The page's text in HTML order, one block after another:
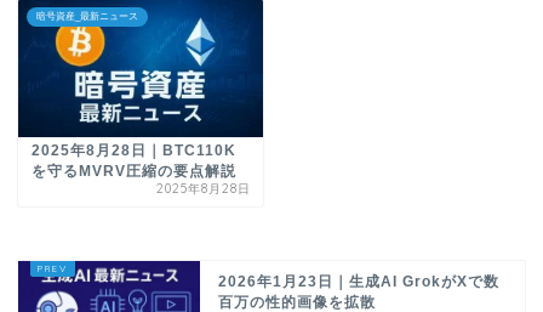
暗号資産_最新ニュース
2025年8月28日｜BTC110K
を守るMVRV圧縮の要点解説
2025年8月28日
2026年1月23日｜生成AI GrokがXで数
百万の性的画像を拡散